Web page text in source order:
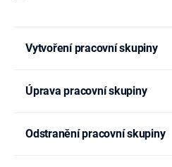
Vytvoření pracovní skupiny
Úprava pracovní skupiny
Odstranění pracovní skupiny